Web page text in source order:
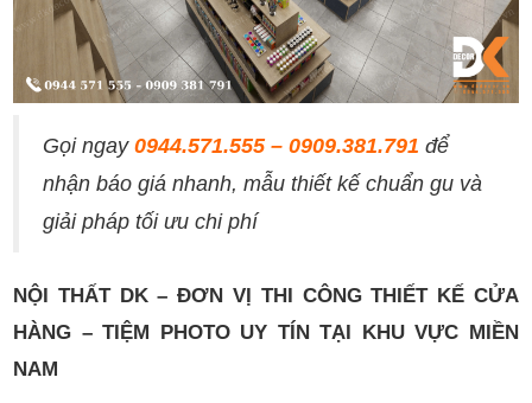
Gọi ngay0944.571.555 – 0909.381.791 để
nhận báo giá nhanh, mẫu thiết kế chuẩn gu và
giải pháp tối ưu chi phí
NỘI THẤT DK – ĐƠN VỊ THI CÔNG THIẾT KẾ CỬA
HÀNG – TIỆM PHOTO UY TÍN TẠI KHU VỰC MIỀN
NAM